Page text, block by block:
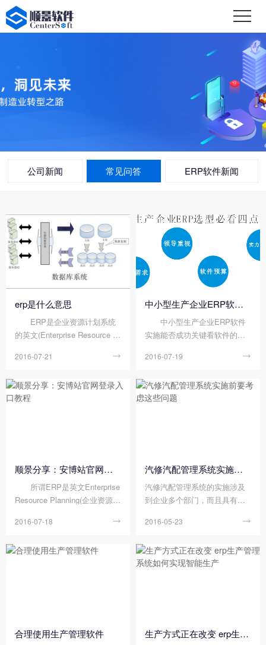
公司新闻 常见问答 ERP软件新闻
erp是什么意思
ERP是企业资源计划系统
的英文(Enterprise Resource Pl
入口是一个企业综合管理的软
生产计划、销售等非常专业的
一套系统。 明白了ERP是
2016-07-21 
中小型生产企业ERP软件选型必看四点
中小型生产企业ERP软件
实施能否成功关键看软件的选
P软件项目实施失败案例的分
P项目是选型不当。那么企业如
何选型才能保证生产管理系统
2016-07-19 
顺景分享：安博站官网登录入口教程
所谓ERP是英文Enterprise
Resource Planning(企业资源计
统都会不一样，所以也没用统
程。对于不同的ERP可以统一
2016-07-18 
汽修汽配管理系统实施前要考虑这些问题
汽修汽配管理系统的实施涉及
到企业多个部门，而且具有一
大家介绍一下实施汽修汽配管
题。
2016-05-23 
合理使用生产管理软件 生产方式正在改变 erp生产管理系统如何实现智能生产